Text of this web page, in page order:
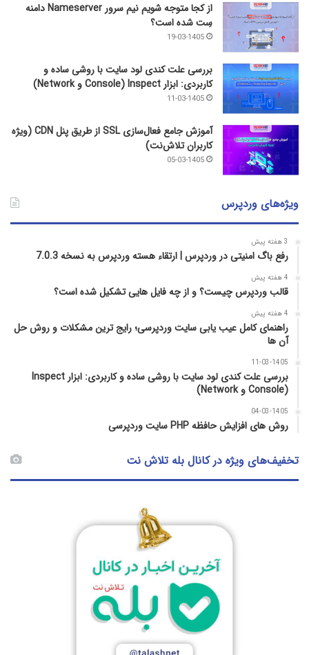
از کجا متوجه شویم نیم ‌سرور Nameserver دامنه
سِت شده است؟
19-03-1405
بررسی علت کندی لود سایت با روشی ساده و
کاربردی: ابزار Inspect (Console و Network)
11-03-1405
آموزش جامع فعال‌سازی SSL از طریق پنل CDN (ویژه
کاربران تلاش‌نت)
05-03-1405
ویژه‌های وردپرس
3 هفته پیش
رفع باگ امنیتی در وردپرس | ارتقاء هسته وردپرس به نسخه 7.0.3
4 هفته پیش
قالب وردپرس چیست؟ و از چه فایل­ هایی تشکیل شده است؟
4 هفته پیش
راهنمای کامل عیب‌ یابی سایت وردپرسی؛ رایج‌ ترین مشکلات و روش حل
آن‌ ها
11-03-1405
بررسی علت کندی لود سایت با روشی ساده و کاربردی: ابزار Inspect
(Console و Network)
04-03-1405
روش‌ های افزایش حافظه PHP سایت وردپرسی
تخفیف‌های ویژه در کانال بله تلاش نت